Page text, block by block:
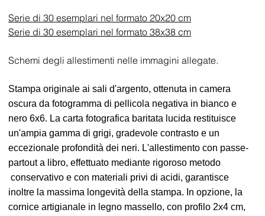
Serie di 30 esemplari nel formato 20x20 cm
Serie di 30 esemplari nel formato 38x38 cm
Schemi degli allestimenti nelle immagini allegate.
Stampa originale ai sali d'argento, ottenuta in camera
oscura da fotogramma di pellicola negativa in bianco e
nero 6x6. La carta fotografica baritata lucida restituisce
un'ampia gamma di grigi, gradevole contrasto e un
eccezionale profondità dei neri. L'allestimento con passe-
partout a libro, effettuato mediante rigoroso metodo
conservativo e con materiali privi di acidi, garantisce
inoltre la massima longevità della stampa. In opzione, la
cornice artigianale in legno massello, con profilo 2x4 cm,